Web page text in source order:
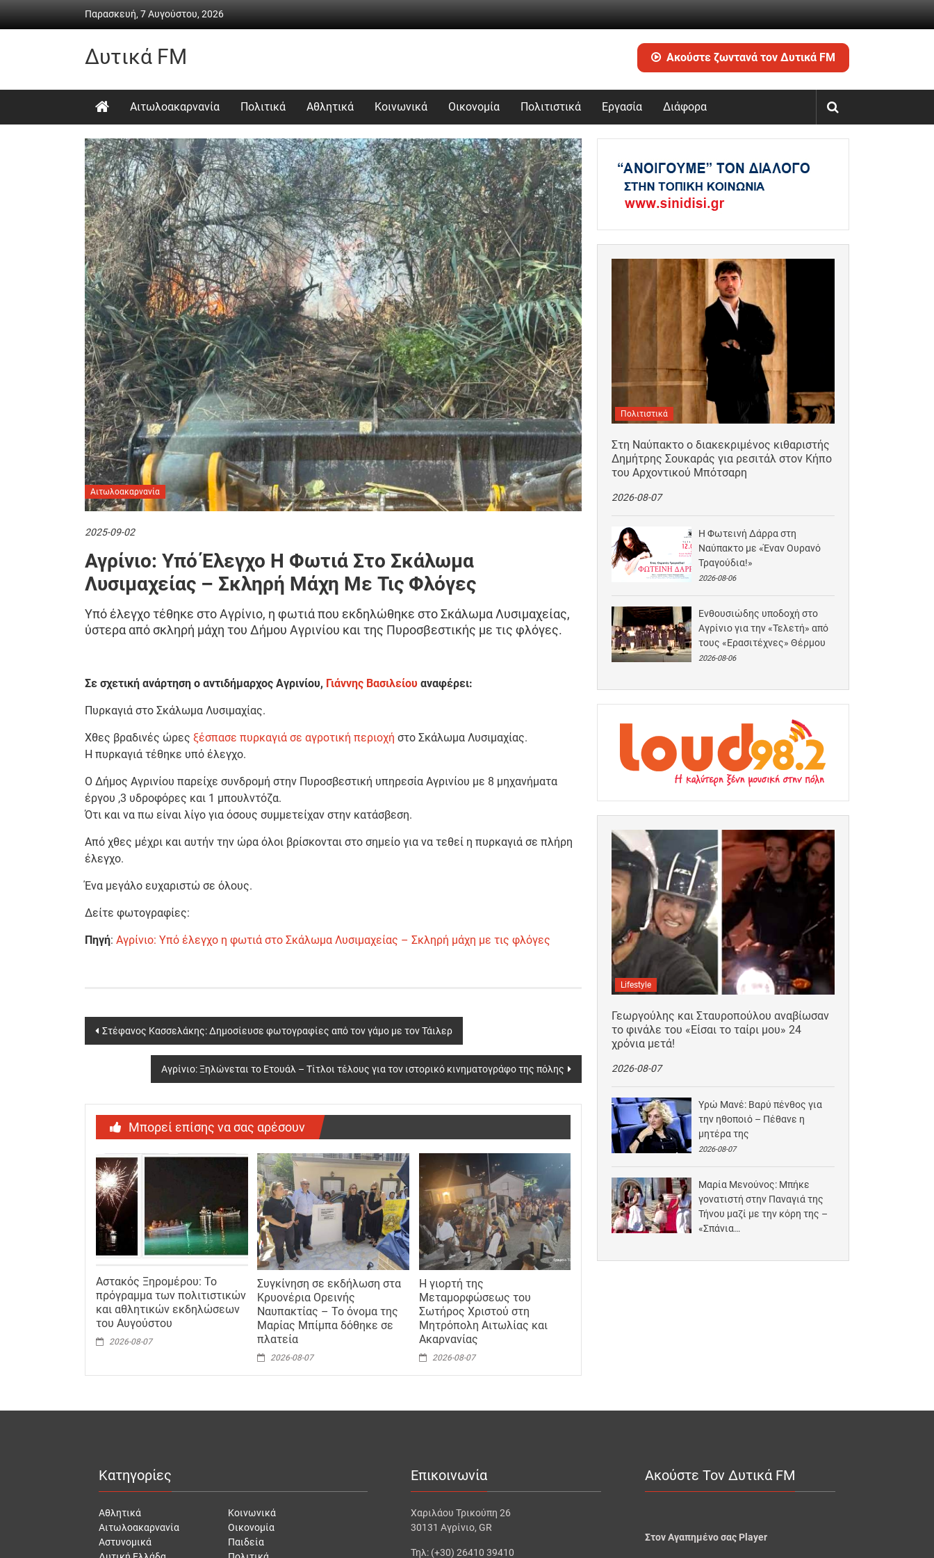
Παρασκευή, 7 Αυγούστου, 2026
Δυτικά FM
Καθημερινή
&
ψυχαγωγία
Ακούστε ζωντανά τον Δυτικά FM
Αιτωλοακαρνανία Πολιτικά Αθλητικά Κοινωνικά Οικονομία Πολιτιστικά Εργασία Διάφορα
Αιτωλοακαρνανία
2025-09-02
Αγρίνιο: Υπό Έλεγχο Η Φωτιά Στο Σκάλωμα
Λυσιμαχείας – Σκληρή Μάχη Με Τις Φλόγες
Υπό έλεγχο τέθηκε στο Αγρίνιο, η φωτιά που εκδηλώθηκε στο Σκάλωμα Λυσιμαχείας,
ύστερα από σκληρή μάχη του Δήμου Αγρινίου και της Πυροσβεστικής με τις φλόγες.
Σε σχετική ανάρτηση ο αντιδήμαρχος Αγρινίου, Γιάννης Βασιλείου αναφέρει:
Πυρκαγιά στο Σκάλωμα Λυσιμαχίας.
Χθες βραδινές ώρες ξέσπασε πυρκαγιά σε αγροτική περιοχή στο Σκάλωμα Λυσιμαχίας.
Η πυρκαγιά τέθηκε υπό έλεγχο.
Ο Δήμος Αγρινίου παρείχε συνδρομή στην Πυροσβεστική υπηρεσία Αγρινίου με 8 μηχανήματα
έργου ,3 υδροφόρες και 1 μπουλντόζα.
Ότι και να πω είναι λίγο για όσους συμμετείχαν στην κατάσβεση.
Από χθες μέχρι και αυτήν την ώρα όλοι βρίσκονται στο σημείο για να τεθεί η πυρκαγιά σε πλήρη
έλεγχο.
Ένα μεγάλο ευχαριστώ σε όλους.
Δείτε φωτογραφίες:
Πηγή: Αγρίνιο: Υπό έλεγχο η φωτιά στο Σκάλωμα Λυσιμαχείας – Σκληρή μάχη με τις φλόγες
Post
navigation
Στέφανος Κασσελάκης: Δημοσίευσε φωτογραφίες από τον γάμο με τον Τάιλερ
Αγρίνιο: Ξηλώνεται το Ετουάλ – Τίτλοι τέλους για τον ιστορικό κινηματογράφο της πόλης
Μπορεί επίσης να σας αρέσουν
Αστακός Ξηρομέρου: Το
πρόγραμμα των πολιτιστικών
και αθλητικών εκδηλώσεων
του Αυγούστου
2026-08-07
Συγκίνηση σε εκδήλωση στα
Κρυονέρια Ορεινής
Ναυπακτίας – Το όνομα της
Μαρίας Μπίμπα δόθηκε σε
πλατεία
2026-08-07
Η γιορτή της
Μεταμορφώσεως του
Σωτήρος Χριστού στη
Μητρόπολη Αιτωλίας και
Ακαρνανίας
2026-08-07
Πολιτιστικά
Στη Ναύπακτο ο διακεκριμένος κιθαριστής
Δημήτρης Σουκαράς για ρεσιτάλ στον Κήπο
του Αρχοντικού Μπότσαρη
2026-08-07
Η Φωτεινή Δάρρα στη
Ναύπακτο με «Έναν Ουρανό
Τραγούδια!»
2026-08-06
Ενθουσιώδης υποδοχή στο
Αγρίνιο για την «Τελετή» από
τους «Ερασιτέχνες» Θέρμου
2026-08-06
Lifestyle
Γεωργούλης και Σταυροπούλου αναβίωσαν
το φινάλε του «Είσαι το ταίρι μου» 24
χρόνια μετά!
2026-08-07
Υρώ Μανέ: Βαρύ πένθος για
την ηθοποιό – Πέθανε η
μητέρα της
2026-08-07
Μαρία Μενούνος: Μπήκε
γονατιστή στην Παναγιά της
Τήνου μαζί με την κόρη της –
«Σπάνια…
Κατηγορίες
Αθλητικά
Αιτωλοακαρνανία
Αστυνομικά
Κοινωνικά
Οικονομία
Παιδεία
Επικοινωνία
Χαριλάου Τρικούπη 26
30131 Αγρίνιο, GR
Τηλ: (+30) 26410 39410
Ακούστε Τον Δυτικά FM
Στον Αγαπημένο σας Player